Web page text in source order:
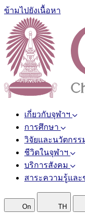
ข้ามไปยังเนื้อหา
เกี่ยวกับจุฬาฯ
การศึกษา
วิจัยและนวัตกรร
ชีวิตในจุฬาฯ
บริการสังคม
สาระความรู้และ
On TH